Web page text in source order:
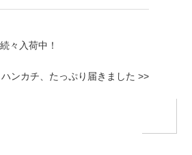
々入荷中！
ンカチ、たっぷり届きました >>